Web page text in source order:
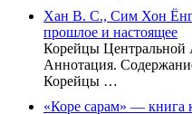
Хан В. С., Сим Хон
прошлое и настоящее
Корейцы Центральной
Аннотация.
Корейцы …
«Коре сарам» — книга